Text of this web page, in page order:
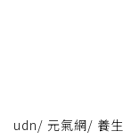
udn/ 元氣網/ 養生